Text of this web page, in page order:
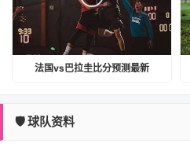
法国vs巴拉圭比分预测最新
🛡️ 球队资料